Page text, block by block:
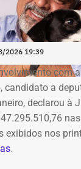
2026 19:39
com
candidato a
declarou à
exibidos nos
.